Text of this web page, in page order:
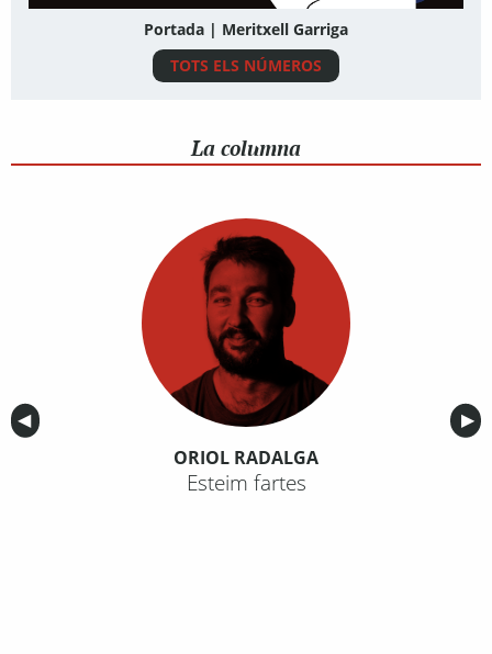
Portada | Meritxell Garriga
TOTS ELS NÚMEROS
La columna
Anterior
◀︎ ▶︎
ORIOL RADALGA
Esteim fartes